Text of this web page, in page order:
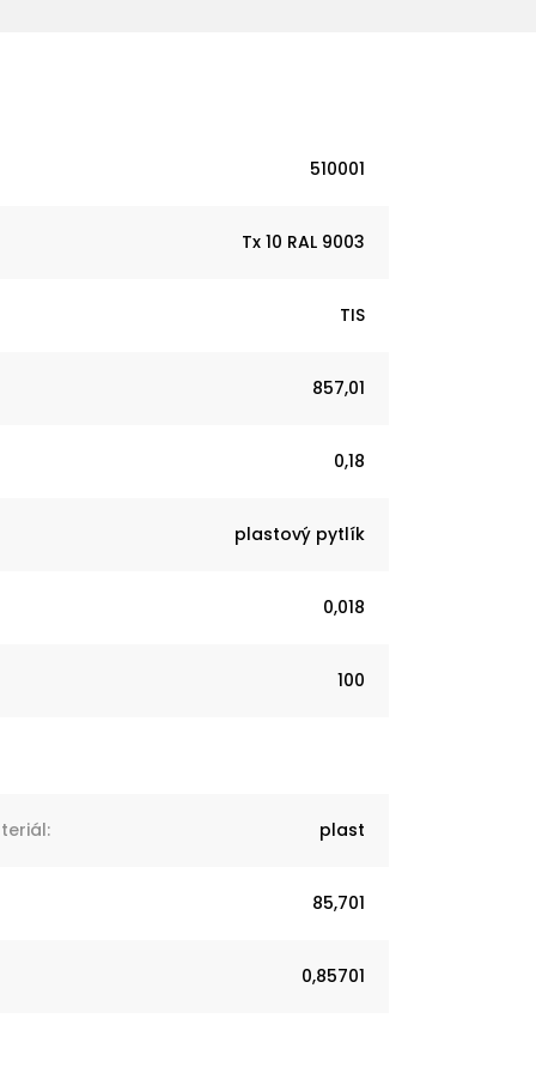
510001
Tx 10 RAL 9003
TIS
857,01
0,18
plastový pytlík
0,018
100
: plast
85,701
0,85701